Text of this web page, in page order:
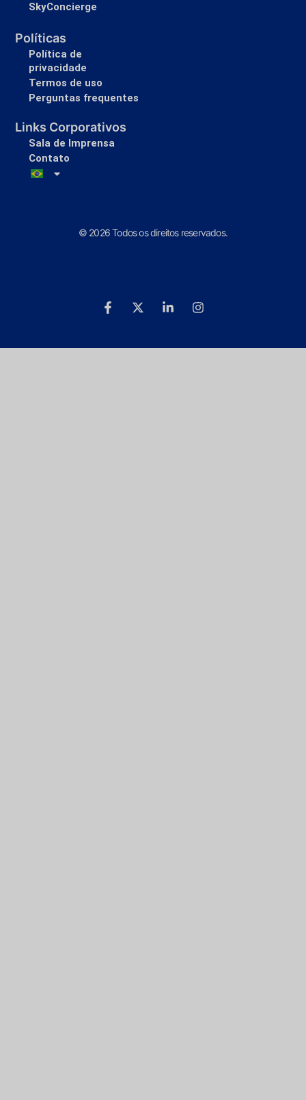
SkyConcierge
Políticas
Política de
privacidade
Termos de uso
Perguntas frequentes
Links Corporativos
Sala de Imprensa
Contato
© 2026 Todos os direitos reservados.